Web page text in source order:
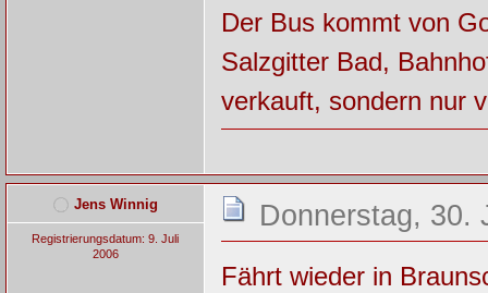
Der Bus kommt von
Salzgitter Bad,
verkauft, sondern nur
Jens Winnig
Registrierungsdatum: 9. Juli
2006
Donnerstag, 30.
Fährt wieder in